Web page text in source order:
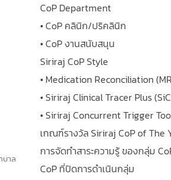
บาล
CoP Department
• CoP คลินิก/ปริคลินิก
• CoP งานสนับสนุน
Siriraj CoP Style
• Medication Reconciliation
• Siriraj Clinical Tracer Plus
• Siriraj Concurrent Trigger
เกณฑ์รางวัล Siriraj CoP of The
การจัดทำสาระความรู้ ของกลุ่ม
CoP ที่ปิดการดำเนินกลุ่ม